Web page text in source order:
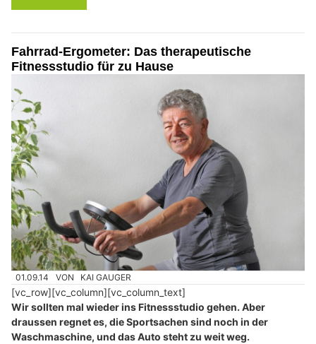
Fahrrad-Ergometer: Das therapeutische
Fitnessstudio für zu Hause
01.09.14 VON KAI GAUGER
[vc_row][vc_column][vc_column_text]
Wir sollten mal wieder ins Fitnessstudio gehen. Aber
draussen regnet es, die Sportsachen sind noch in der
Waschmaschine, und das Auto steht zu weit weg.